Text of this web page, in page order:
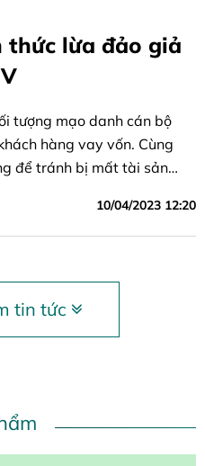
thức lừa đảo giả
tượng mạo danh cán bộ
hàng vay vốn. Cùng
để tránh bị mất tài sản…
10/04/2023 12:20
tin tức